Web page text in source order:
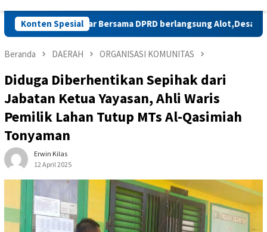
Konten Spesial
Bersama DPRD berlangsung Alot,Desak Pulihkan Status
Beranda DAERAH ORGANISASI KOMUNITAS
Diduga Diberhentikan Sepihak dari
Jabatan Ketua Yayasan, Ahli Waris
Pemilik Lahan Tutup MTs Al-Qasimiah
Tonyaman
Erwin Kilas
12 April 2025